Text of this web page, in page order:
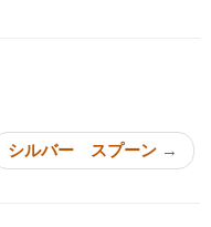
シルバー スプーン →